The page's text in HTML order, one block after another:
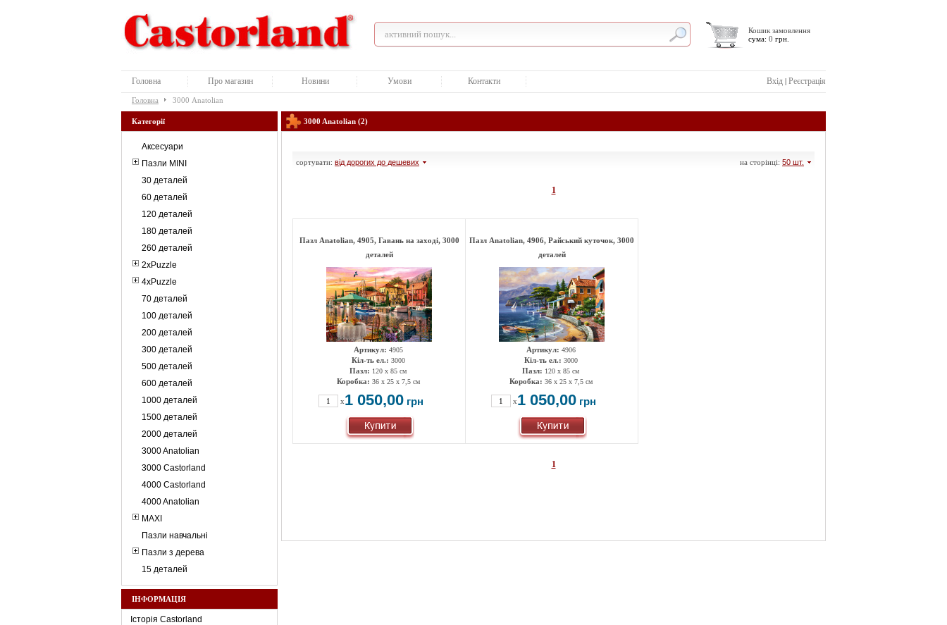
Кошик замовлення
сума: 0 грн.
Головна Про магазин Новини Умови Контакти Вхід | Реєстрація
Головна 3000 Anatolian
Категорії
Аксесуари
Пазли MINI
30 деталей
60 деталей
120 деталей
180 деталей
260 деталей
2xPuzzle
4xPuzzle
70 деталей
100 деталей
200 деталей
300 деталей
500 деталей
600 деталей
1000 деталей
1500 деталей
2000 деталей
3000 Anatolian
3000 Castorland
4000 Castorland
4000 Anatolian
MAXI
Пазли навчальні
Пазли з дерева
15 деталей
ІНФОРМАЦІЯ
Історія Castorland
3000 Anatolian (2)
сортувати: від дорогих до дешевих на сторінці: 50 шт.
1
Пазл Anatolian, 4905, Гавань на заході, 3000
деталей
Артикул: 4905
Кіл-ть ел.: 3000
Пазл: 120 х 85 см
Коробка: 36 х 25 х 7,5 см
x1 050,00 грн
Пазл Anatolian, 4906, Райський куточок, 3000
деталей
Артикул: 4906
Кіл-ть ел.: 3000
Пазл: 120 х 85 см
Коробка: 36 х 25 х 7,5 см
x1 050,00 грн
1